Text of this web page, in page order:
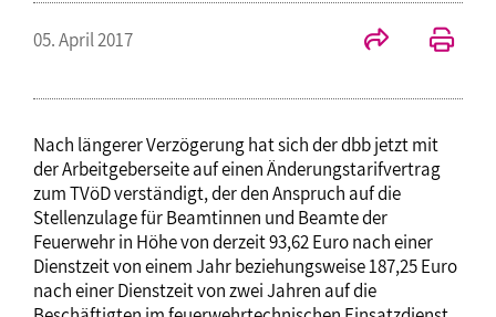
05. April 2017
Nach längerer Verzögerung hat sich der dbb jetzt mit
der Arbeitgeberseite auf einen Änderungstarifvertrag
zum TVöD verständigt, der den Anspruch auf die
Stellenzulage für Beamtinnen und Beamte der
Feuerwehr in Höhe von derzeit 93,62 Euro nach einer
Dienstzeit von einem Jahr beziehungsweise 187,25 Euro
nach einer Dienstzeit von zwei Jahren auf die